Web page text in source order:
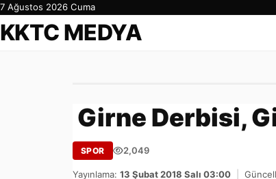
7 Ağustos 2026 Cuma
KKTC MEDYA
Girne Derbisi,
SPOR 2,049
Yayınlama: 13 Şubat 2018 Salı 03:00